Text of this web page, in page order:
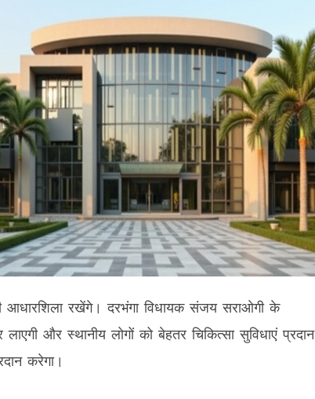
आधारशिला रखेंगे। दरभंगा विधायक संजय सराओगी के
और स्थानीय लोगों को बेहतर चिकित्सा सुविधाएं प्रदान
करेगा।